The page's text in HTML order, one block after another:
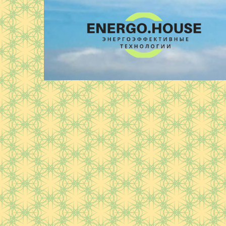
Перейти
к
контенту